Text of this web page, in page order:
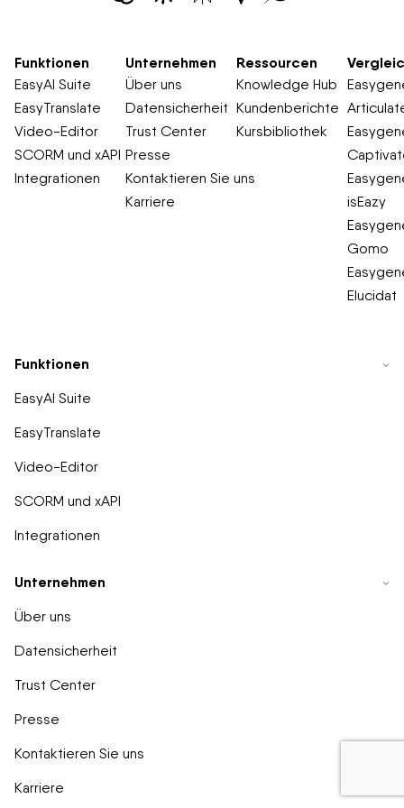
Funktionen
EasyAI Suite
EasyTranslate
Video-Editor
SCORM und xAPI
Integrationen
Unternehmen
Über uns
Datensicherheit
Trust Center
Presse
Kontaktieren Sie uns
Karriere
Ressourcen
Knowledge Hub
Kundenberichte
Kursbibliothek
isEazy
Gomo
Elucidat
Funktionen
EasyAI Suite
EasyTranslate
Video-Editor
SCORM und xAPI
Integrationen
Unternehmen
Über uns
Datensicherheit
Trust Center
Presse
Kontaktieren Sie uns
Karriere